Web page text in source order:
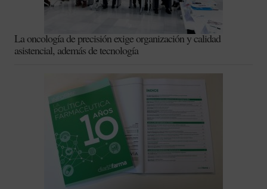
La oncología de precisión exige organización y calidad
asistencial, además de tecnología